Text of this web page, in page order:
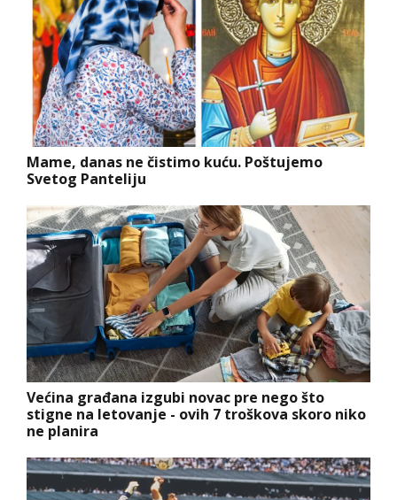
Mame, danas ne čistimo kuću. Poštujemo
Svetog Panteliju
Većina građana izgubi novac pre nego što
stigne na letovanje - ovih 7 troškova skoro niko
ne planira